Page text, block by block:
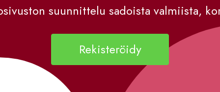
suunnittelu sadoista valmiista,
Rekisteröidy